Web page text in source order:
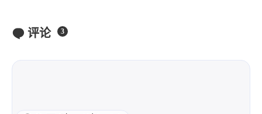
评论 3